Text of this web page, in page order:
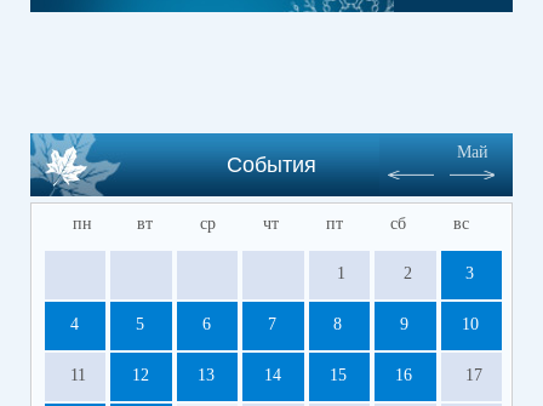
События
Май
пн вт ср чт пт сб вс
1 2 3
4 5 6 7 8 9 10
11 12 13 14 15 16 17